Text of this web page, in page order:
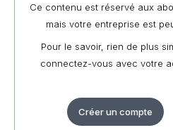
Ce contenu est réservé aux
mais votre entreprise est
Pour le savoir, rien de plus
connectez-vous avec votre
Créer un compte